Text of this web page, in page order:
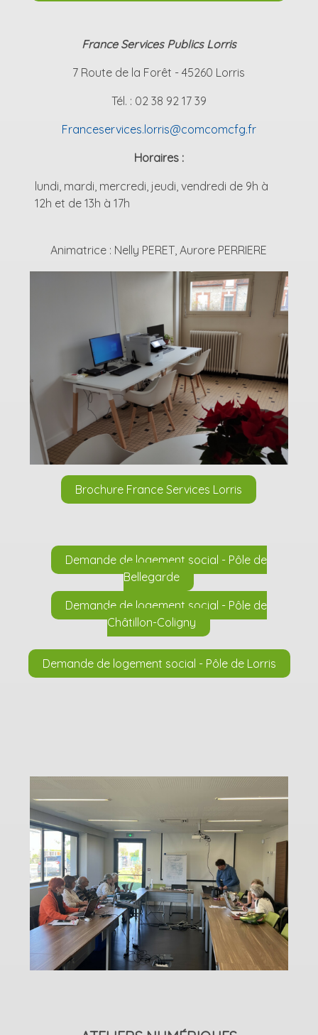
France Services Publics Lorris
7 Route de la Forêt - 45260 Lorris
Tél. : 02 38 92 17 39
Franceservices.lorris@comcomcfg.fr
Horaires :
lundi, mardi, mercredi, jeudi, vendredi de 9h à
12h et de 13h à 17h
Animatrice : Nelly PERET, Aurore PERRIERE
Brochure France Services Lorris
Demande de logement social - Pôle de
Bellegarde
Demande de logement social - Pôle de
Châtillon-Coligny
Demande de logement social - Pôle de Lorris